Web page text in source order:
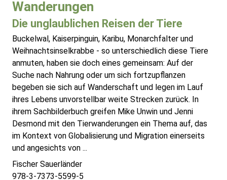
Wanderungen
Die unglaublichen Reisen der Tiere
Buckelwal, Kaiserpinguin, Karibu, Monarchfalter und
Weihnachtsinselkrabbe - so unterschiedlich diese Tiere
anmuten, haben sie doch eines gemeinsam: Auf der
Suche nach Nahrung oder um sich fortzupflanzen
begeben sie sich auf Wanderschaft und legen im Lauf
ihres Lebens unvorstellbar weite Strecken zurück. In
ihrem Sachbilderbuch greifen Mike Unwin und Jenni
Desmond mit den Tierwanderungen ein Thema auf, das
im Kontext von Globalisierung und Migration einerseits
und angesichts von ...
Fischer Sauerländer
978-3-7373-5599-5